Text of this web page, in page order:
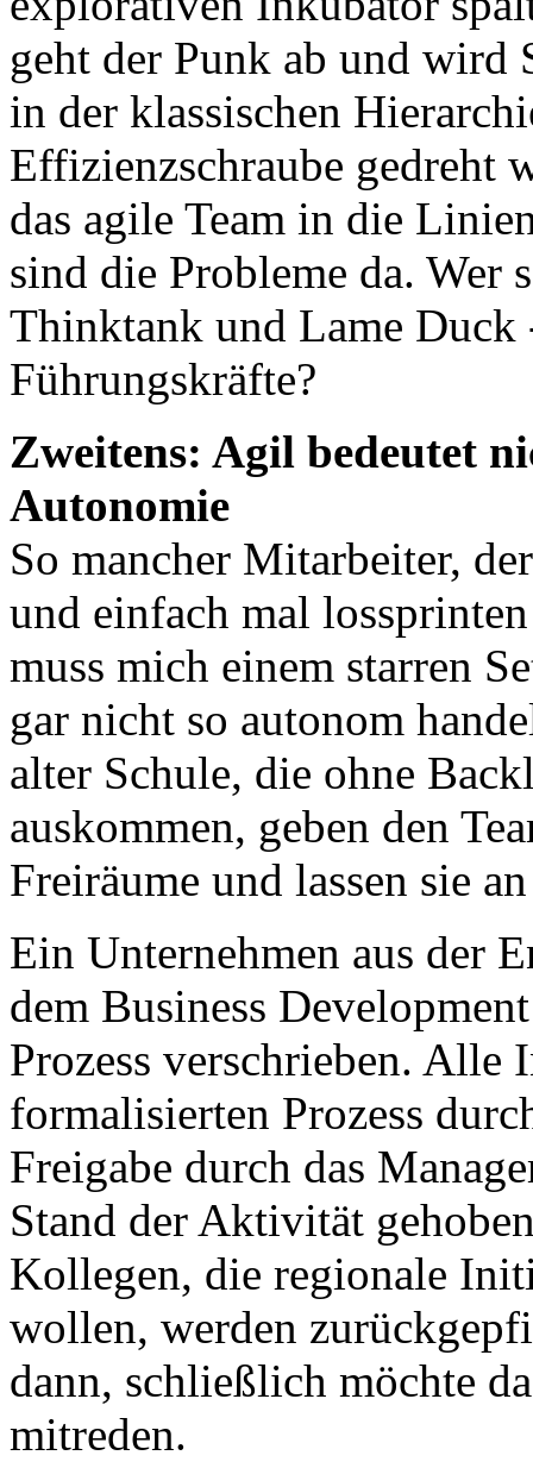
geht der Punk ab und wird
in der klassischen
Effizienzschraube gedreht
das agile Team in die
sind die Probleme da. Wer
Thinktank und Lame Duck
Führungskräfte?
Zweitens: Agil bedeutet
Autonomie
So mancher Mitarbeiter,
und einfach mal
muss mich einem starren
gar nicht so autonom
alter Schule, die ohne
auskommen, geben den
Freiräume und lassen sie
Ein Unternehmen aus der
dem Business
Prozess verschrieben. Alle
formalisierten Prozess
Freigabe durch das
Stand der Aktivität
Kollegen, die regionale
wollen, werden
dann, schließlich möchte
mitreden.